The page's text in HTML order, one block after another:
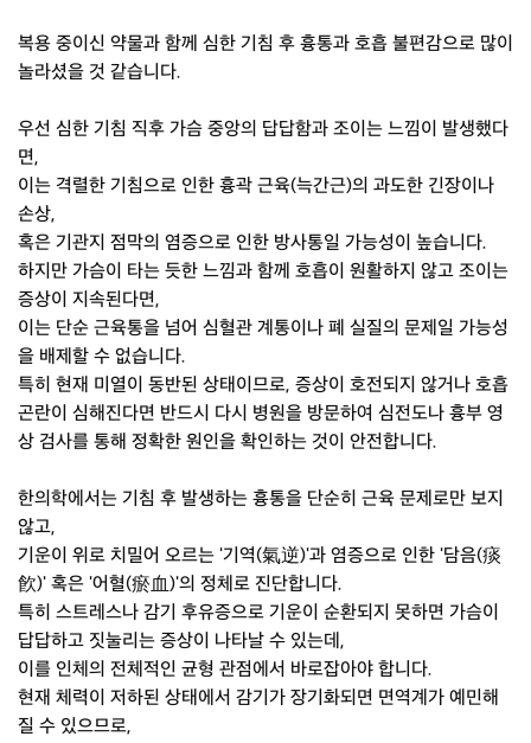
복용 중이신 약물과 함께 심한 기침 후 흉통과 호흡 불편감으로 많이
놀라셨을 것 같습니다.
우선 심한 기침 직후 가슴 중앙의 답답함과 조이는 느낌이 발생했다
면,
이는 격렬한 기침으로 인한 흉곽 근육(늑간근)의 과도한 긴장이나
손상,
혹은 기관지 점막의 염증으로 인한 방사통일 가능성이 높습니다.
하지만 가슴이 타는 듯한 느낌과 함께 호흡이 원활하지 않고 조이는
증상이 지속된다면,
이는 단순 근육통을 넘어 심혈관 계통이나 폐 실질의 문제일 가능성
을 배제할 수 없습니다.
특히 현재 미열이 동반된 상태이므로, 증상이 호전되지 않거나 호흡
곤란이 심해진다면 반드시 다시 병원을 방문하여 심전도나 흉부 영
상 검사를 통해 정확한 원인을 확인하는 것이 안전합니다.
한의학에서는 기침 후 발생하는 흉통을 단순히 근육 문제로만 보지
않고,
기운이 위로 치밀어 오르는 '기역(氣逆)'과 염증으로 인한 '담음(痰
飮)' 혹은 '어혈(瘀血)'의 정체로 진단합니다.
특히 스트레스나 감기 후유증으로 기운이 순환되지 못하면 가슴이
답답하고 짓눌리는 증상이 나타날 수 있는데,
이를 인체의 전체적인 균형 관점에서 바로잡아야 합니다.
현재 체력이 저하된 상태에서 감기가 장기화되면 면역계가 예민해
질 수 있으므로,